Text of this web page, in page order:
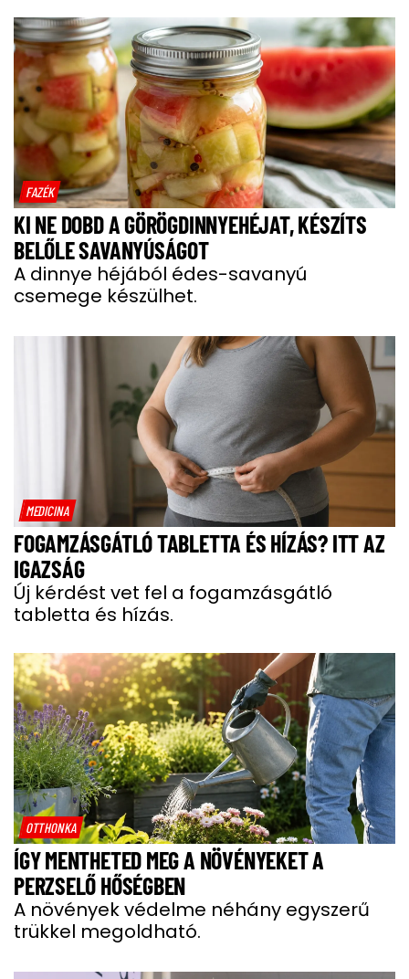
FAZÉK
KI NE DOBD A GÖRÖGDINNYEHÉJAT, KÉSZÍTS
BELŐLE SAVANYÚSÁGOT
A dinnye héjából édes-savanyú
csemege készülhet.
MEDICINA
FOGAMZÁSGÁTLÓ TABLETTA ÉS HÍZÁS? ITT AZ
IGAZSÁG
Új kérdést vet fel a fogamzásgátló
tabletta és hízás.
OTTHONKA
ÍGY MENTHETED MEG A NÖVÉNYEKET A
PERZSELŐ HŐSÉGBEN
A növények védelme néhány egyszerű
trükkel megoldható.